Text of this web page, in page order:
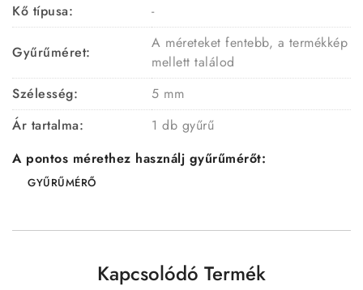
Kő típusa:
-
Gyűrűméret:
A méreteket fentebb, a termékkép
mellett találod
Szélesség:
5 mm
Ár tartalma:
1 db gyűrű
A pontos mérethez használj gyűrűmérőt:
GYŰRŰMÉRŐ
Kapcsolódó Termék